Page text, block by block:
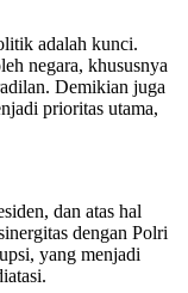
adalah kunci.
negara, khususnya
Demikian juga
prioritas utama,
dan atas hal
dengan Polri
yang menjadi